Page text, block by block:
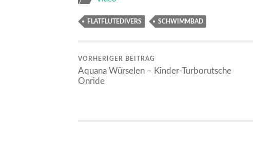
FLATFLUTEDIVERS SCHWIMMBAD
VORHERIGER BEITRAG
Aquana Würselen – Kinder-Turborutsche
Onride